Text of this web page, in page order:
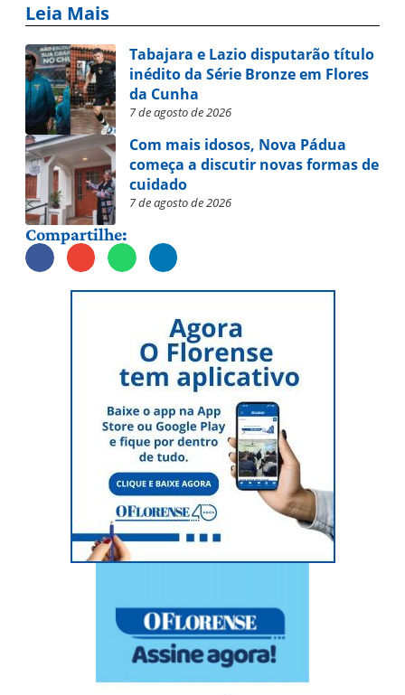
Leia Mais
Tabajara e Lazio disputarão título
inédito da Série Bronze em Flores
da Cunha
7 de agosto de 2026
Com mais idosos, Nova Pádua
começa a discutir novas formas de
cuidado
7 de agosto de 2026
Compartilhe: